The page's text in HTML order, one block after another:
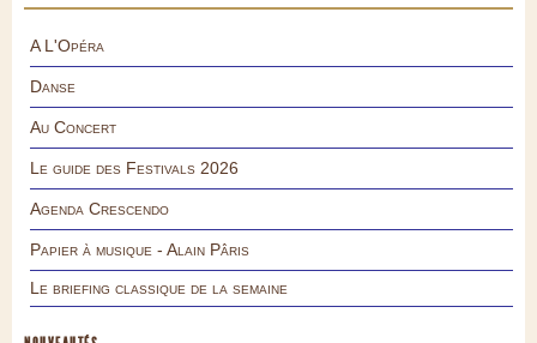
A L'Opéra
Danse
Au Concert
Le guide des Festivals 2026
Agenda Crescendo
Papier à musique - Alain Pâris
Le briefing classique de la semaine